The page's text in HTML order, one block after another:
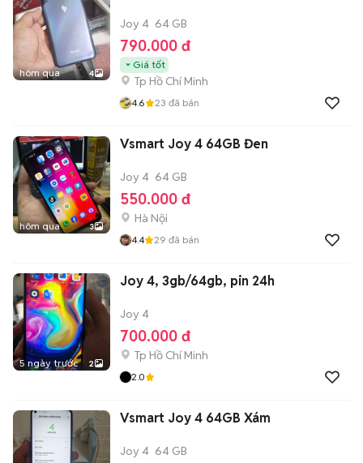
hôm qua 4
Joy 4 64 GB
790.000 đ
Giá tốt
Tp Hồ Chí Minh
4.6 23 đã bán
hôm qua 3
Vsmart Joy 4 64GB Đen
Joy 4 64 GB
550.000 đ
Hà Nội
4.4 29 đã bán
5 ngày trước 2
Joy 4, 3gb/64gb, pin 24h
Joy 4
700.000 đ
Tp Hồ Chí Minh
2.0
Vsmart Joy 4 64GB Xám
Joy 4 64 GB